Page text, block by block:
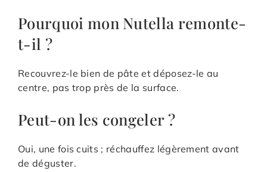
Pourquoi mon Nutella remonte-
t-il ?
Recouvrez-le bien de pâte et déposez-le au
centre, pas trop près de la surface.
Peut-on les congeler ?
Oui, une fois cuits ; réchauffez légèrement avant
de déguster.